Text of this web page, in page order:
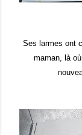
Ses larmes ont
maman, là